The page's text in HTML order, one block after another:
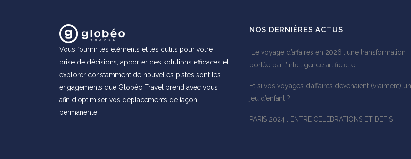
Vous fournir les éléments et les outils pour votre
prise de décisions, apporter des solutions efficaces et
explorer constamment de nouvelles pistes sont les
engagements que Globéo Travel prend avec vous
afin d'optimiser vos déplacements de façon
permanente.
NOS DERNIÈRES ACTUS
Le voyage d’affaires en 2026 : une transformation
portée par l’intelligence artificielle
Et si vos voyages d’affaires devenaient (vraiment) un
jeu d’enfant ?
PARIS 2024 : ENTRE CELEBRATIONS ET DEFIS